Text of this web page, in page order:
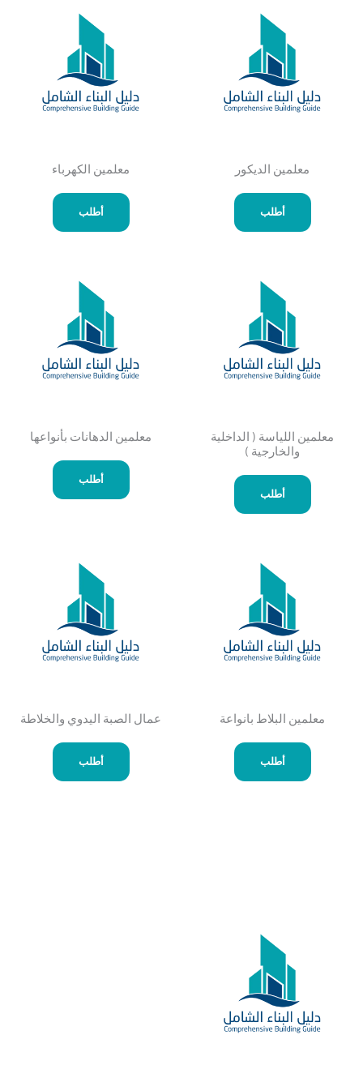
معلمين الديكور
أطلب
معلمين الكهرباء
أطلب
معلمين اللياسة ( الداخلية
والخارجية )
أطلب
معلمين الدهانات بأنواعها
أطلب
معلمين البلاط بانواعة
أطلب
عمال الصبة اليدوي والخلاطة
أطلب